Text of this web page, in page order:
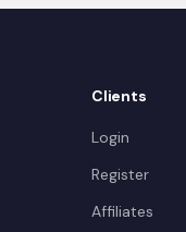
Clients
Login
Register
Affiliates